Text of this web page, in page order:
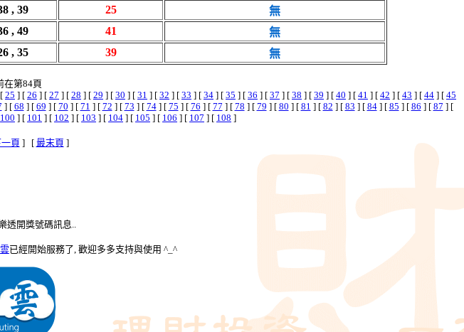
, 39 25
無
, 49 41
無
, 35 39 無
在第84頁
25 ] [ 26 ] [ 27 ] [ 28 ] [ 29 ] [ 30 ] [ 31 ] [ 32 ] [ 33 ] [ 34 ] [ 35 ] [ 36 ] [ 37 ] [ 38 ] [ 39 ] [ 40 ] [ 41 ] [ 42 ] [ 43 ] [ 44 ] [ 45
] [ 68 ] [ 69 ] [ 70 ] [ 71 ] [ 72 ] [ 73 ] [ 74] [ 75 ] [ 76 ] [ 77 ] [ 78 ] [ 79 ] [ 80 ] [ 81 ] [ 82 ] [ 83 ] [ 84] [ 85 ] [ 86 ] [ 87 ] [
100 ] [ 101 ] [ 102 ] [ 103 ] [ 104 ] [ 105 ] [ 106 ] [ 107 ] [ 108 ]
頁 ] [ 最末頁 ]
透開獎號碼訊息..
已經開始服務了, 歡迎多多支持與使用 ^_^